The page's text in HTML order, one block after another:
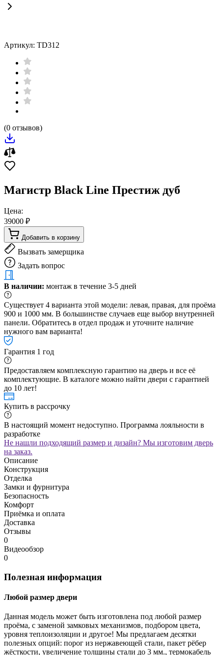
Артикул: TD312
(0 отзывов)
Магистр Black Line Престиж дуб
Цена:
39000 ₽
Добавить в корзину
Вызвать замерщика
Задать вопрос
В наличии: монтаж в течение 3-5 дней
Существует 4 варианта этой модели: левая, правая, для проёма
900 и 1000 мм. В большинстве случаев еще выбор внутренней
панели. Обратитесь в отдел продаж и уточните наличие
нужного вам варианта!
Гарантия 1 год
Предоставляем комплексную гарантию на дверь и все её
комплектующие. В каталоге можно найти двери с гарантией
до 10 лет!
Купить в рассрочку
В настоящий момент недоступно. Программа лояльности в
разработке
Не нашли подходящий размер и дизайн? Мы изготовим дверь
на заказ.
Описание
Конструкция
Отделка
Замки и фурнитура
Безопасность
Комфорт
Приёмка и оплата
Доставка
Отзывы
0
Видеообзор
0
Полезная информация
Любой размер двери
Данная модель может быть изготовлена под любой размер
проёма, с заменой замковых механизмов, подбором цвета,
уровня теплоизоляции и другое! Мы предлагаем десятки
полезных опций: порог из нержавеющей стали, пакет рёбер
жёсткости, увеличение толщины стали до 3 мм., термокабель